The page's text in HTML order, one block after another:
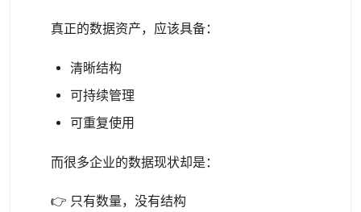
真正的数据资产，应该具备：
清晰结构
可持续管理
可重复使用
而很多企业的数据现状却是：
👉 只有数量，没有结构